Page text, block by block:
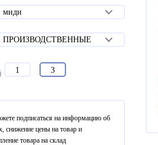
миди
ПРОИЗВОДСТВЕННЫЕ
1 3
подписаться на информацию об
снижение цены на товар и
товара на склад